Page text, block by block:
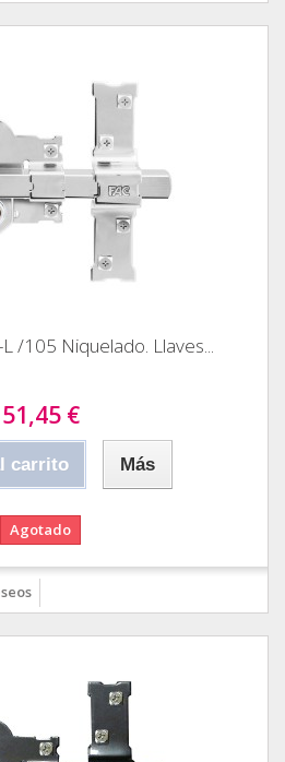
/105 Niquelado. Llaves...
51,45 €
carrito Más
Agotado